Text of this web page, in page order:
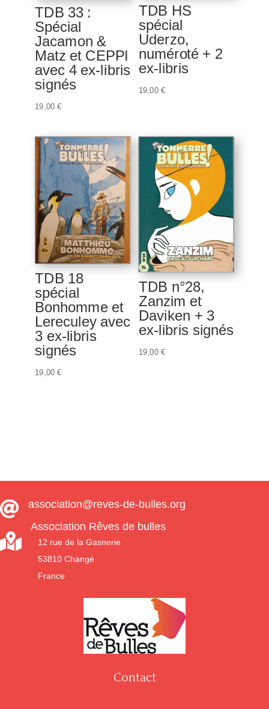
TDB 33 :
Spécial
Jacamon &
Matz et CEPPI
avec 4 ex-libris
signés
19,00 €
TDB HS
spécial
Uderzo,
numéroté + 2
ex-libris
19,00 €
TDB 18
spécial
Bonhomme et
Lereculey avec
3 ex-libris
signés
19,00 €
TDB n°28,
Zanzim et
Daviken + 3
ex-libris signés
19,00 €
 association@reves-de-bulles.org

Association Rêves de bulles
12 rue de la Gasnerie
53810 Changé
France
Contact